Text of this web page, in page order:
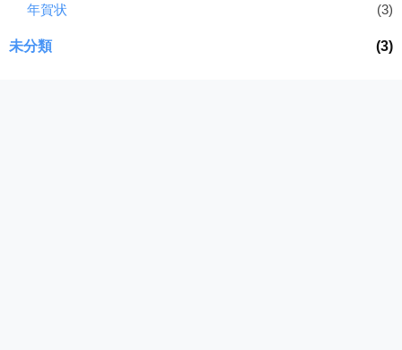
年賀状 (3)
未分類 (3)